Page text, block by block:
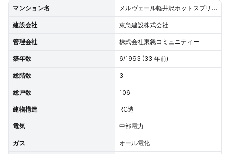
マンション名 メルヴェール軽井沢ホットスプリング
建設会社 東急建設株式会社
管理会社 株式会社東急コミュニティー
築年数 6/1993 (33 年前)
総階数 3
総戸数 106
建物構造 RC造
電気 中部電力
ガス オール電化